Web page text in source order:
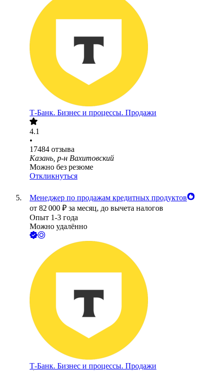
Т-Банк. Бизнес и процессы. Продажи
4.1
•
17484 отзыва
Казань, р-н Вахитовский
Можно без резюме
Откликнуться
Менеджер по продажам кредитных продуктов
от 82 000 ₽ за месяц, до вычета налогов
Опыт 1-3 года
Можно удалённо
Т-Банк. Бизнес и процессы. Продажи